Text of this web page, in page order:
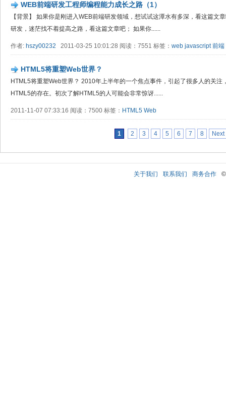
WEB前端研发工程师编程能力成长之路（1）
【背景】 如果你是刚进入WEB前端研发领域，想试试这潭水有多深，看这篇文
研发，迷茫找不着提高之路，看这篇文章吧； 如果你......
作者: hszy00232 2011-03-25 10:01:28 阅读：7551 标签： web javascript 前端
HTML5将重塑Web世界？
HTML5将重塑Web世界？ 2010年上半年的一个焦点事件，引起了很多人的关
HTML5的存在。初次了解HTML5的人可能会非常惊讶......
2011-11-07 07:33:16 阅读：7500 标签： HTML5 Web
1 2 3 4 5 6 7 8 Next
关于我们 联系我们 商务合作